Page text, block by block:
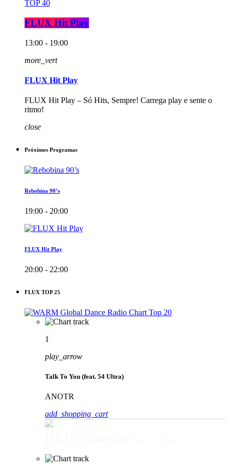
TOP 40
FLUX Hit Play
13:00 - 19:00
more_vert
FLUX Hit Play
FLUX Hit Play – Só Hits, Sempre! Carrega play e sente o
ritmo!
close
Próximos Programas
Rebobina 90’s
19:00 - 20:00
FLUX Hit Play
20:00 - 22:00
FLUX TOP 25
1
play_arrow
Talk To You (feat. 54 Ultra)
ANOTR
add_shopping_cart